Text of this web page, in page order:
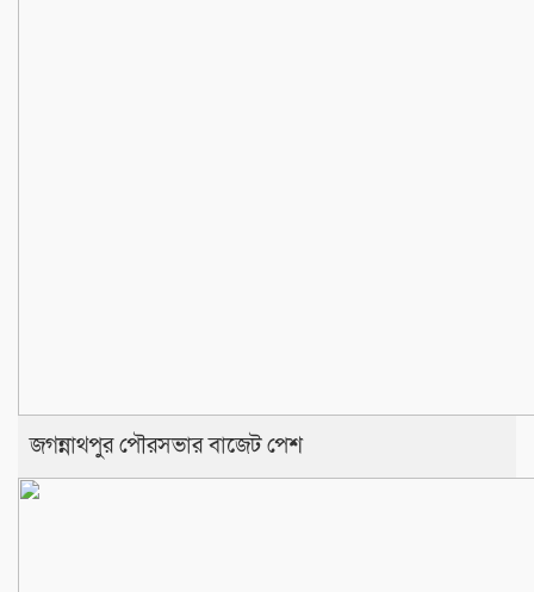
জগন্নাথপুর পৌরসভার বাজেট পেশ